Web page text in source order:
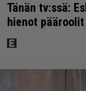
Tänän tv:ssä:
hienot pääroolit